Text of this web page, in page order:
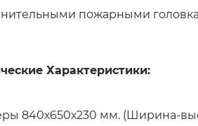
пожарными
Характеристики:
840х650х230 мм. (Ширина-